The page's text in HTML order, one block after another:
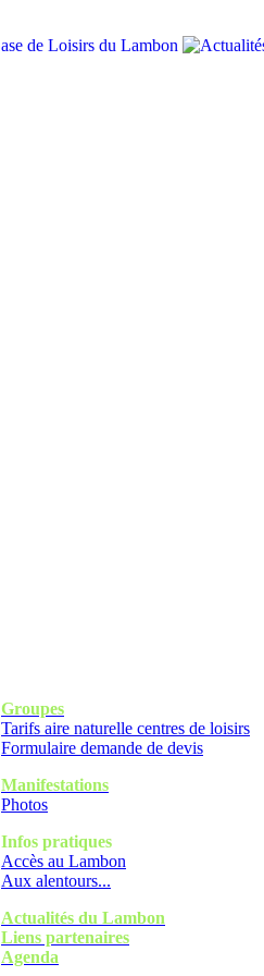
Groupes
Tarifs aire naturelle centres de loisirs
Formulaire demande de devis
Manifestations
Photos
Infos pratiques
Accès au Lambon
Aux alentours...
Actualités du Lambon
Liens partenaires
Agenda